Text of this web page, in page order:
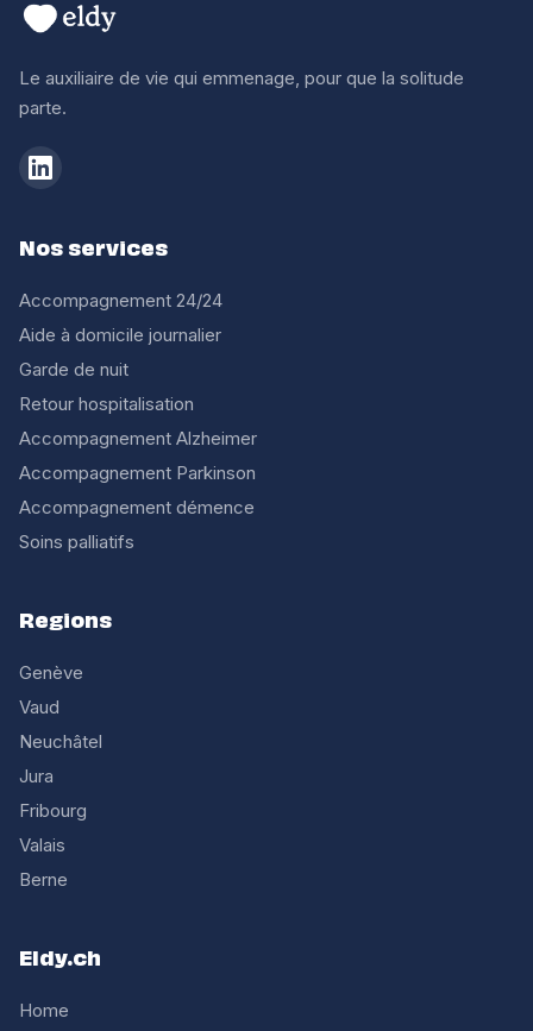
Le auxiliaire de vie qui emmenage, pour que la solitude
parte.
Nos services
Accompagnement 24/24
Aide à domicile journalier
Garde de nuit
Retour hospitalisation
Accompagnement Alzheimer
Accompagnement Parkinson
Accompagnement démence
Soins palliatifs
Regions
Genève
Vaud
Neuchâtel
Jura
Fribourg
Valais
Berne
Eldy.ch
Home